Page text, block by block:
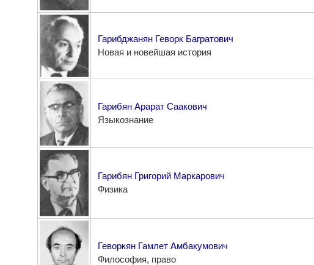
Гарибджанян Геворк Багратович
Новая и новейшая история
Гарибян Арарат Саакович
Языкознание
Гарибян Григорий Маркарович
Физика
Геворкян Гамлет Амбакумович
Философия, право